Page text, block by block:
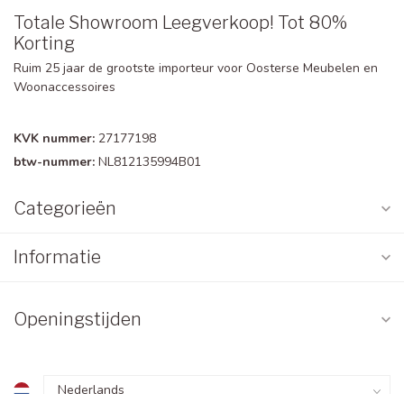
Totale Showroom Leegverkoop! Tot 80%
Korting
Ruim 25 jaar de grootste importeur voor Oosterse Meubelen en
Woonaccessoires
KVK nummer: 27177198
btw-nummer: NL812135994B01
Categorieën
Informatie
Openingstijden